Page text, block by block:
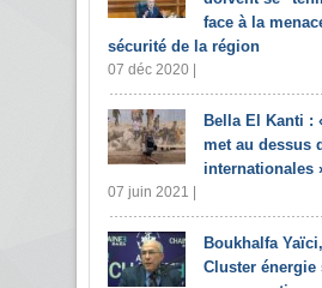
face à la
sécurité de la région
07 déc 2020 |
Bella El Kanti :
met au dessus
internationales
07 juin 2021 |
Boukhalfa
Cluster énergie